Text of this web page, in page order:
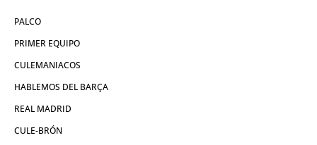
PALCO
PRIMER EQUIPO
CULEMANIACOS
HABLEMOS DEL BARÇA
REAL MADRID
CULE-BRÓN